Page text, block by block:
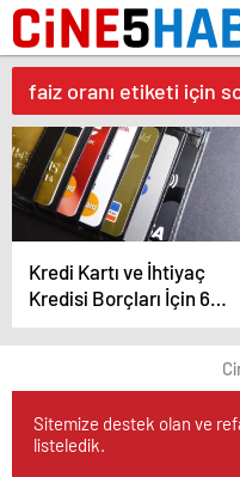
faiz oranı etiketi için
Kredi Kartı ve İhtiyaç
Kredisi Borçları İçin 60
Aya Kadar
Yapılandırma
Sitemize destek olan ve
listeledik.